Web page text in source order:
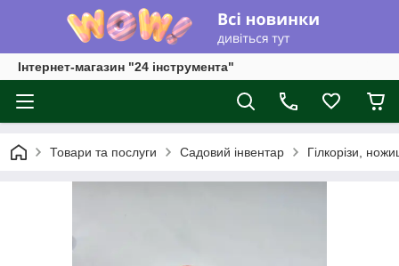
Інтернет-магазин "24 інструмента"
Товари та послуги Садовий інвентар Гілкорізи,